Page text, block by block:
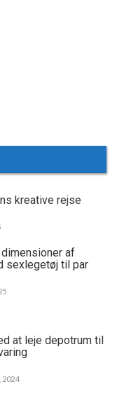
kreative rejse
af
sexlegetøj til par
at leje depotrum til
2024